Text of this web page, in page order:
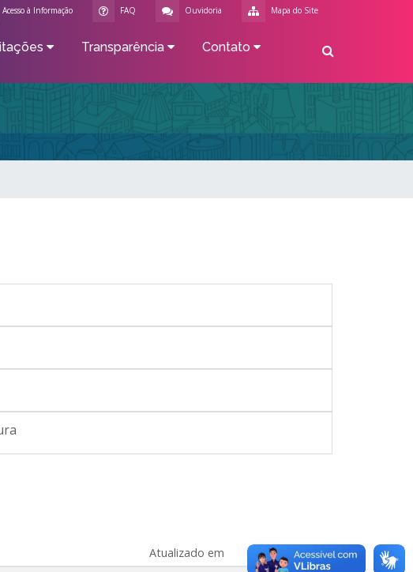
Mapa do Site
Ouvidoria
FAQ
Acesso à Informação
Transparência Contato
Atualizado em